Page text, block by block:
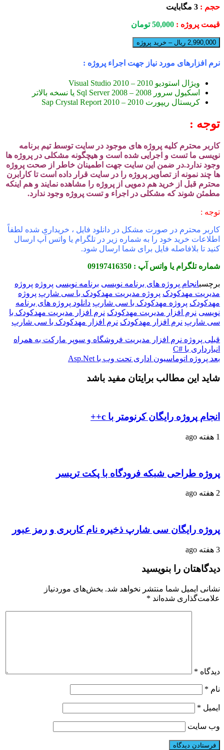
حجم :
قیمت پروژه : 50,000تومان
2,990,000 ریال – خرید پروژه
نرم افزارهای مورد نیاز جهت اجراء پروژه :
ویژال استودیو 2010 – Visual Studio 2010
اسکیول سرور 2008 – Sql Server 2008 یا نسخه بالاتر
کریستال ریپورت 2010 – Sap Crystal Report 2010
توجه :
کاربر محترم کلیه پروژه های موجود در سایت توسط تیم برنامه
نویسی ما تست و اجرایی شده است و هیچگونه مشکلی در پروژه ها
وجود ندارد.در ضمن این سایت جهت اطمینان خاطر از صحت پروژه
ها چند نمونه از تصاویر پروژه را در سایت قرار داده است تا کارابرن
محترم قبل از خرید هم دمویی از پروژه را مشاهده نمایند و هم اینکه
مطمئن شوند که مشکلی در اجراء و تست پروژه وجود ندارد.
توجه :
کاربر محترم در صورت مشکل در دانلود فایل ، خریداری شده لطفاً
اطلاعات خرید خود را به شماره زیر در تلگرام یا واتس آپ ارسال
کنید تا بلافاصله فایل برای شما ارسال شود.
شماره تلگرام یا واتس آپ : 09197416350
برچسبانجام پروژه های برنامه نویسی برنامه نویسی پروژه پروژه
مدیریت مهدکودک پروژه مدیریت مهدکودک با سی شارپ پروژه
مهدکودک پروژه مهدکودک با سی شارپ دانلود پروژه های برنامه
نویسی نرم افزار مدیریت مهدکودک نرم افزار مدیریت مهدکودک با
سی شارپ نرم افزار مهدکودک نرم افزار مهدکودک با سی شارپ
قبلی پروژه نرم افزار مدیریت فروشگاه و سوپر مارکت به همراه
انبارداری با #C
بعد پروژه اتوماسیون اداری تحت وب با Asp.Net
شاید این مطالب برایتان مفید باشد
انجام پروژه رایگان کرنومتر با c++
1 هفته ago
پروژه طراحی شبکه فرودگاه با پکت تریسر
2 هفته ago
پروژه رایگان سی شارپ ذخیره نام کاربری و رمز عبور
3 هفته ago
دیدگاهتان را بنویسید
نشانی ایمیل شما منتشر نخواهد شد. بخش‌های موردنیاز
علامت‌گذاری شده‌اند *
دیدگاه *
نام *
ایمیل *
وب‌ سایت